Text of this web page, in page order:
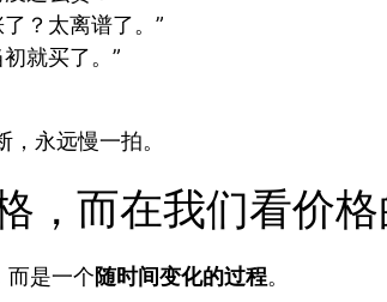
了？太离谱了。”
初就买了。”
永远慢一拍。
，而在我们看价
而是一个随时间变化的过程。